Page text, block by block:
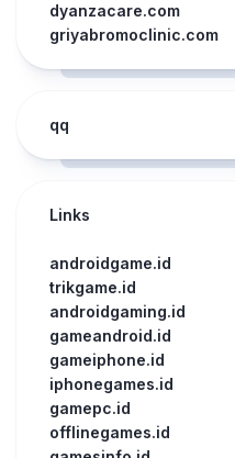
dyanzacare.com
griyabromoclinic.com
qq
Links
androidgame.id
trikgame.id
androidgaming.id
gameandroid.id
gameiphone.id
iphonegames.id
gamepc.id
offlinegames.id